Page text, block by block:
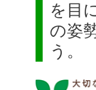
を目
の姿
う。